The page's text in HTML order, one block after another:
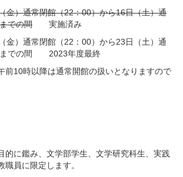
金）通常閉館（22：00）から16日（土）通
での間 実施済み
金）通常閉館（22：00）から23日（土）通
までの間 2023年度最終
10時以降は通常開館の扱いとなりますので
鑑み、文学部学生、文学研究科生、実践
員に限定します。